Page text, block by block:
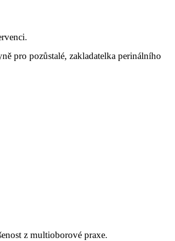
pro pozůstalé, zakladatelka perinálního
z multioborové praxe.